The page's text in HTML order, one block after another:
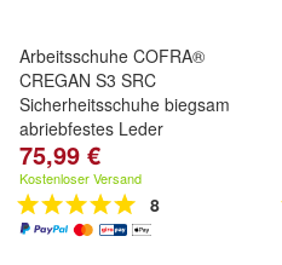
Arbeitsschuhe COFRA®
CREGAN S3 SRC
Sicherheitsschuhe biegsam
abriebfestes Leder
75,99 €
Kostenloser Versand
8